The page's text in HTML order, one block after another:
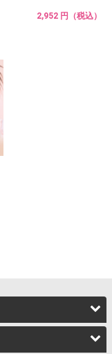
2,952 円（税込）